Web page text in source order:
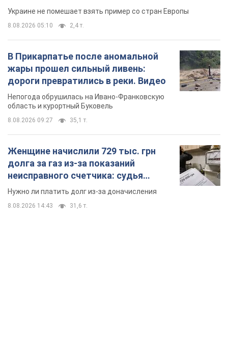
Украине не помешает взять пример со стран Европы
8.08.2026 05:10 2,4 т.
В Прикарпатье после аномальной
жары прошел сильный ливень:
дороги превратились в реки. Видео
Непогода обрушилась на Ивано-Франковскую
область и курортный Буковель
8.08.2026 09:27 35,1 т.
Женщине начислили 729 тыс. грн
долга за газ из-за показаний
неисправного счетчика: судья
вынес неожиданное решение
Нужно ли платить долг из-за доначисления
8.08.2026 14:43 31,6 т.